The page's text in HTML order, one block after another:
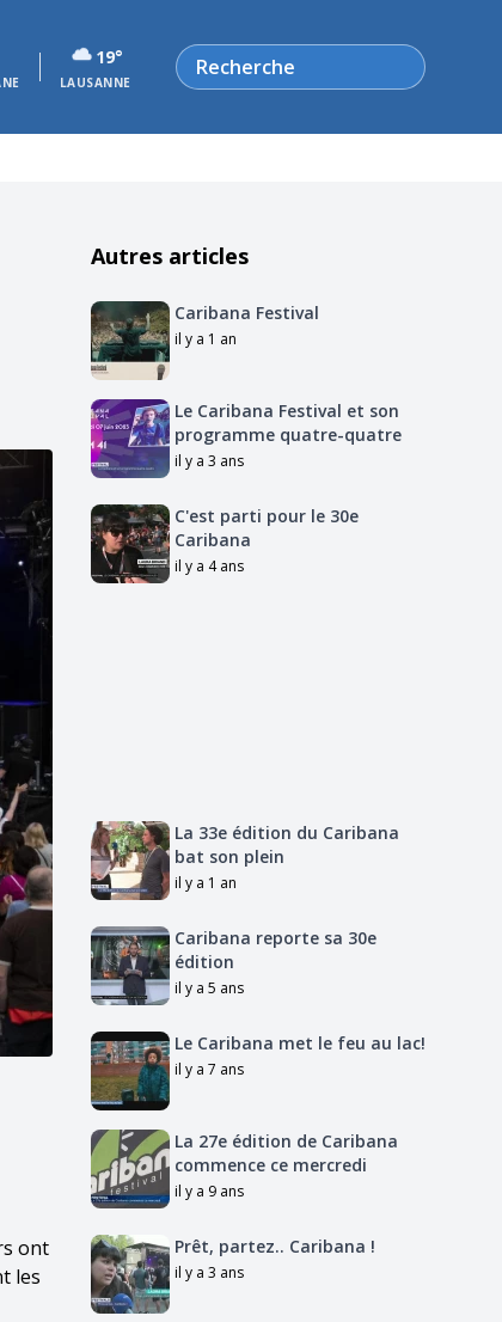
19°
LAUSANNE
Rechercher
ont
les
Autres articles
Caribana Festival
il y a 1 an
Le Caribana Festival et son
programme quatre-quatre
il y a 3 ans
C'est parti pour le 30e
Caribana
il y a 4 ans
La 33e édition du Caribana
bat son plein
il y a 1 an
Caribana reporte sa 30e
édition
il y a 5 ans
Le Caribana met le feu au lac!
il y a 7 ans
La 27e édition de Caribana
commence ce mercredi
il y a 9 ans
Prêt, partez.. Caribana !
il y a 3 ans